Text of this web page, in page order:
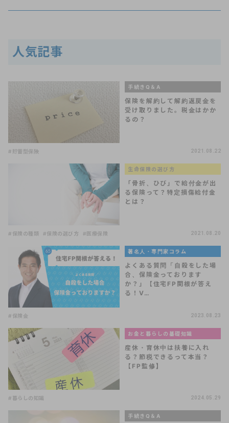
人気記事
手続きQ＆A
保険を解約して解約返戻金を
受け取りました。税金はかか
るの？
#貯蓄型保険 2021.08.22
生命保険の選び方
「骨折、ひび」で給付金が出
る保険って？特定損傷給付金
とは？
#保険の種類 #保険の選び方 #医療保険 2021.08.20
著名人・専門家コラム
よくある質問「自殺をした場
合、保険金っております
か？」【住宅FP関根が答え
る！V…
#保険金 2023.08.23
お金と暮らしの基礎知識
産休・育休中は扶養に入れ
る？節税できるって本当？
【FP監修】
#暮らしの知識 2024.05.29
手続きQ＆A